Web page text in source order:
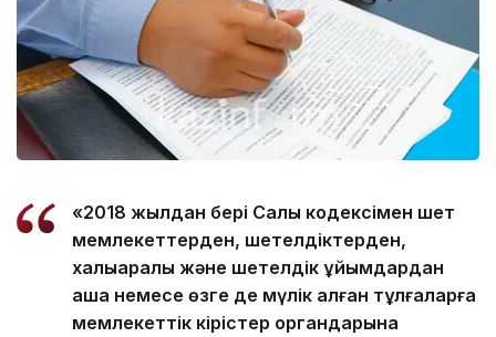
«2018 жылдан бері Салық кодексімен шет
мемлекеттерден, шетелдіктерден,
халықаралық және шетелдік ұйымдардан
ақша немесе өзге де мүлік алған тұлғаларға
мемлекеттік кірістер органдарына